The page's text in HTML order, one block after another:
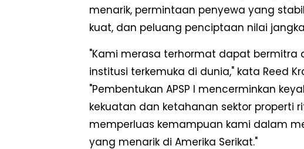
menarik, permintaan penyewa yang
kuat, dan peluang penciptaan nilai
"Kami merasa terhormat dapat bermitra
institusi terkemuka di dunia," kata Reed
"Pembentukan APSP I mencerminkan
kekuatan dan ketahanan sektor properti
memperluas kemampuan kami dalam
yang menarik di Amerika Serikat."